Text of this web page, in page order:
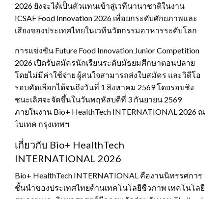
2026 ยังจะได้เป็นตัวแทนเข้าสู่เวทีนานาชาติในงาน
ICSAF Food Innovation 2026 เพื่อยกระดับศักยภาพและ
เสียงของประเทศไทยในเวทีนวัตกรรมอาหารระดับโลก
การแข่งขัน Future Food Innovation Junior Competition
2026 เปิดรับสมัครนักเรียนระดับมัธยมศึกษาตอนปลาย
โดยไม่มีค่าใช้จ่าย ผู้สนใจสามารถส่งใบสมัคร และวิดีโอ
รอบคัดเลือกได้จนถึงวันที่ 1 สิงหาคม 2569 โดยรอบชิง
ชนะเลิศจะจัดขึ้นในวันพฤหัสบดีที่ 3 กันยายน 2569
ภายในงาน Bio+ HealthTech INTERNATIONAL 2026 ณ
ไบเทค กรุงเทพฯ
เกี่ยวกับ Bio+ HealthTech
INTERNATIONAL 2026
Bio+ HealthTech INTERNATIONAL คืองานนิทรรศการ
ชั้นนำของประเทศไทยด้านเทคโนโลยีชีวภาพ เทคโนโลยี